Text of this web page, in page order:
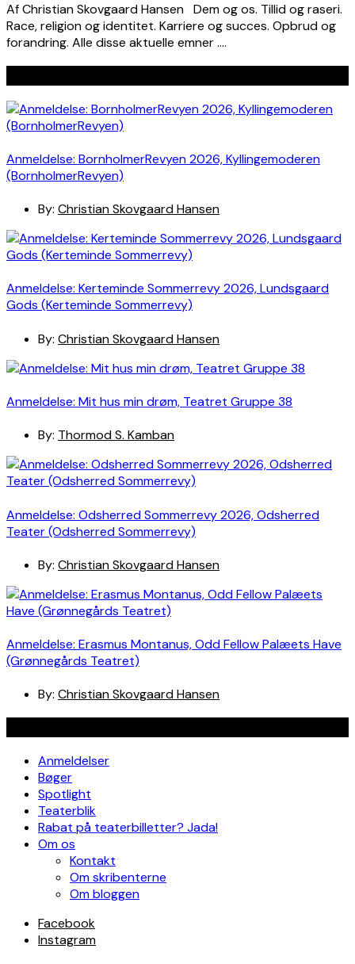
Af Christian Skovgaard Hansen Dem og os. Tillid og raseri.
Race, religion og identitet. Karriere og succes. Opbrud og
forandring. Alle disse aktuelle emner ….
Anmeldelse: BornholmerRevyen 2026, Kyllingemoderen
(BornholmerRevyen)
By: Christian Skovgaard Hansen
Anmeldelse: Kerteminde Sommerrevy 2026, Lundsgaard
Gods (Kerteminde Sommerrevy)
By: Christian Skovgaard Hansen
Anmeldelse: Mit hus min drøm, Teatret Gruppe 38
By: Thormod S. Kamban
Anmeldelse: Odsherred Sommerrevy 2026, Odsherred
Teater (Odsherred Sommerrevy)
By: Christian Skovgaard Hansen
Anmeldelse: Erasmus Montanus, Odd Fellow Palæets Have
(Grønnegårds Teatret)
By: Christian Skovgaard Hansen
Anmeldelser
Bøger
Spotlight
Teaterblik
Rabat på teaterbilletter? Jada!
Om os
Kontakt
Om skribenterne
Om bloggen
Facebook
Instagram